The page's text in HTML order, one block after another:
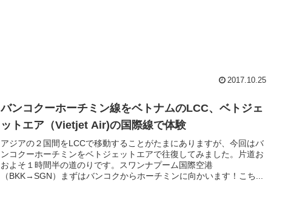
2017.10.25
バンコクーホーチミン線をベトナムのLCC、ベトジェ
ットエア（Vietjet Air)の国際線で体験
アジアの２国間をLCCで移動することがたまにありますが、今回はバ
ンコクーホーチミンをベトジェットエアで往復してみました。片道お
およそ１時間半の道のりです。スワンナプーム国際空港
（BKK→SGN）まずはバンコクからホーチミンに向かいます！こち...